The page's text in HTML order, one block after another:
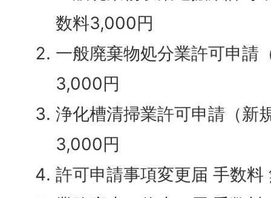
数料3,000円
一般廃棄物処分業許可申請
3,000円
浄化槽清掃業許可申請（新
3,000円
許可申請事項変更届 手数料